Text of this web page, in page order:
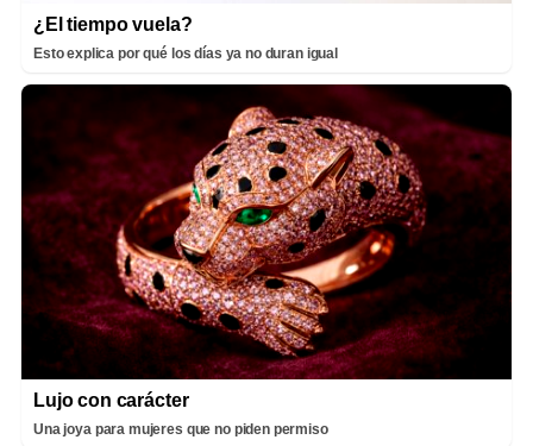
¿El tiempo vuela?
Esto explica por qué los días ya no duran igual
Lujo con carácter
Una joya para mujeres que no piden permiso